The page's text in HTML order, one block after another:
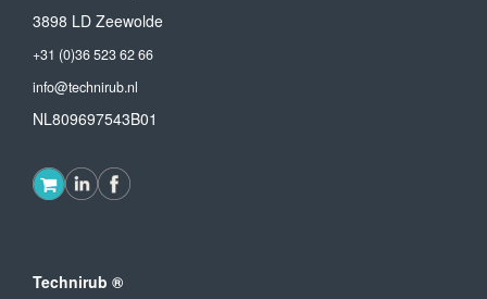
3898 LD Zeewolde
+31 (0)36 523 62 66
info@technirub.nl
NL809697543B01
Technirub ®